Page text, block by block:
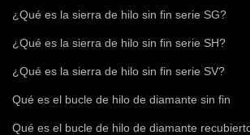
¿Qué es la sierra de hilo sin fin serie SG?
¿Qué es la sierra de hilo sin fin serie SH?
¿Qué es la sierra de hilo sin fin serie SV?
Qué es el bucle de hilo de diamante sin fin
Qué es el bucle de hilo de diamante